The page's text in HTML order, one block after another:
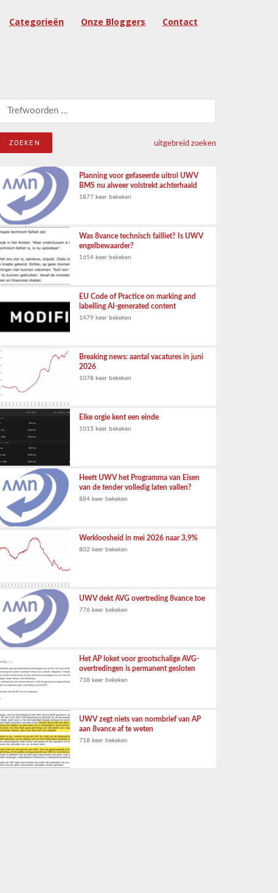
Categorieën Onze Bloggers Contact
Zoeken naar:
uitgebreid zoeken
Planning voor gefaseerde uitrol UWV
BMS nu alweer volstrekt achterhaald
1877 keer bekeken
Was 8vance technisch failliet? Is UWV
engelbewaarder?
1654 keer bekeken
EU Code of Practice on marking and
labelling AI-generated content
1479 keer bekeken
Breaking news: aantal vacatures in juni
2026
1078 keer bekeken
Elke orgie kent een einde
1015 keer bekeken
Heeft UWV het Programma van Eisen
van de tender volledig laten vallen?
884 keer bekeken
Werkloosheid in mei 2026 naar 3,9%
802 keer bekeken
UWV dekt AVG overtreding 8vance toe
776 keer bekeken
Het AP loket voor grootschalige AVG-
overtredingen is permanent gesloten
738 keer bekeken
UWV zegt niets van normbrief van AP
aan 8vance af te weten
718 keer bekeken